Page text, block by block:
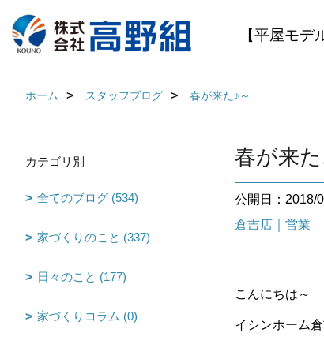
【平屋モ
ホーム スタッフブログ 春が来た♪～
春が来た
公開日：2018/
倉吉店｜営業
こんにちは～
イシンホーム
カテゴリ別
全てのブログ (534)
家づくりのこと (337)
日々のこと (177)
家づくりコラム (0)